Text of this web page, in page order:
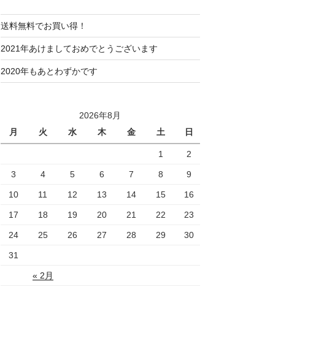
送料無料でお買い得！
2021年あけましておめでとうございます
2020年もあとわずかです
2026年8月
月
火 水 木 金 土 日
« 2月
1 2
3 4 5 6 7 8 9
10 11 12 13 14 15 16
17 18 19 20 21 22 23
24 25 26 27 28 29 30
31